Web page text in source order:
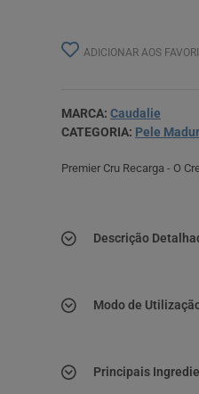
ADICIONAR AOS
MARCA: Caudalie
CATEGORIA: Pele
Premier Cru Recarga - O
Descrição
Modo de
Principais